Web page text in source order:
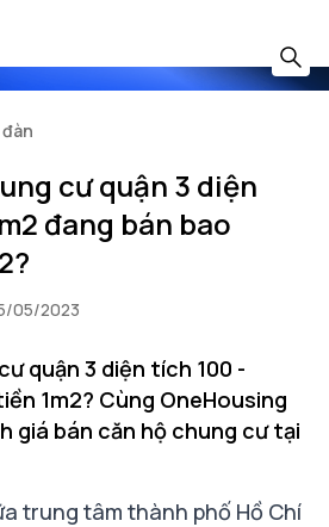
cư quận 3 diện
đang bán bao
05/2023
quận 3 diện tích 100 -
1m2? Cùng OneHousing
giá bán căn hộ chung cư tại
trung tâm thành phố Hồ Chí